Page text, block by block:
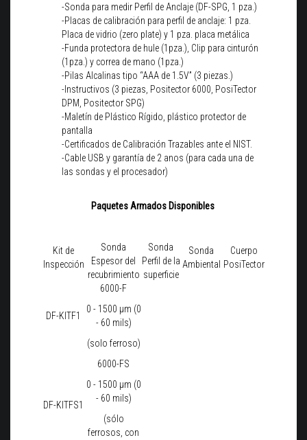
-Sonda para medir Perfil de Anclaje (DF-SPG, 1 pza.)
-Placas de calibración para perfil de anclaje: 1 pza.
Placa de vidrio (zero plate) y 1 pza. placa metálica
-Funda protectora de hule (1pza.), Clip para cinturón
(1pza.) y correa de mano (1pza.)
-Pilas Alcalinas tipo “AAA de 1.5V” (3 piezas.)
-Instructivos (3 piezas, Positector 6000, PosiTector
DPM, Positector SPG)
-Maletín de Plástico Rígido, plástico protector de
pantalla
-Certificados de Calibración Trazables ante el NIST.
-Cable USB y garantía de 2 anos (para cada una de
las sondas y el procesador)
Paquetes Armados Disponibles
Kit de
Inspección
Sonda
Espesor del
recubrimiento
Sonda
Perfil de la
superficie
Sonda
Ambiental
Cuerpo
PosiTector
DF-KITF1
6000-F
0 - 1500 μm (0
- 60 mils)
(solo ferroso)
DF-KITFS1
6000-FS
0 - 1500 μm (0
- 60 mils)
(sólo
ferrosos, con